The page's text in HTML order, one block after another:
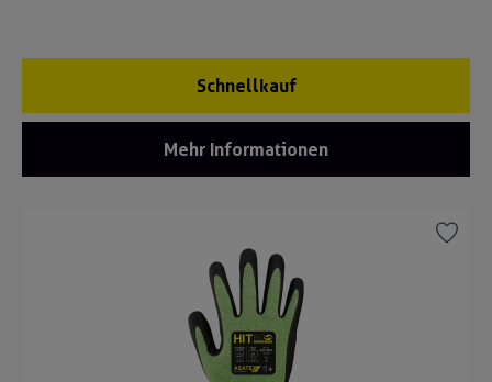
Schnellkauf
Mehr Informationen